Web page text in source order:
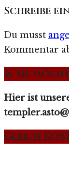
Schreibe
Du musst
Kommentar
⚔️ Sie
Hier ist
Gleich